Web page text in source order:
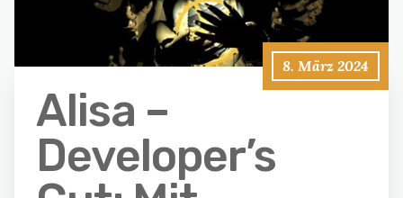
8. März 2024
Alisa –
Developer’s